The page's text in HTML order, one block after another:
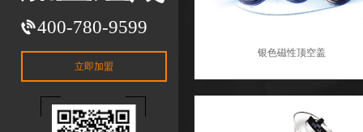
400-780-9599
立即加盟
银色磁性顶空盖